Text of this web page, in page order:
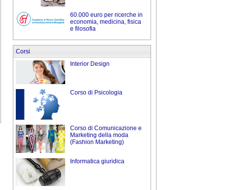
60.000 euro per ricerche in
economia, medicina, fisica
e filosofia
Corsi
Interior Design
Corso di Psicologia
Corso di Comunicazione e
Marketing della moda
(Fashion Marketing)
Informatica giuridica